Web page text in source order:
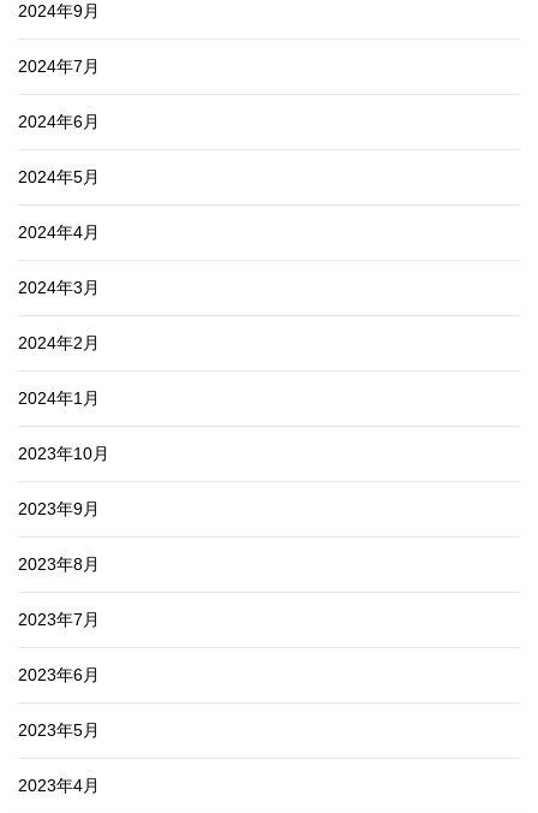
2024年9月
2024年7月
2024年6月
2024年5月
2024年4月
2024年3月
2024年2月
2024年1月
2023年10月
2023年9月
2023年8月
2023年7月
2023年6月
2023年5月
2023年4月